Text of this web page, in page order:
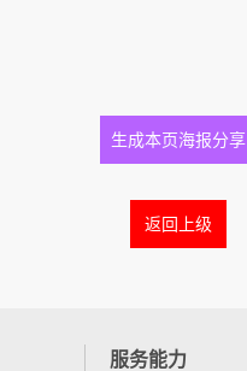
生成本页海报分享
返回上级
服务能力